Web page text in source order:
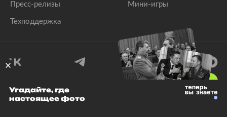
Пресс-релизы
Техподдержка
Мини-игры
© 1999–2026 Все права защищены.
Угадайте, где
настоящее фото